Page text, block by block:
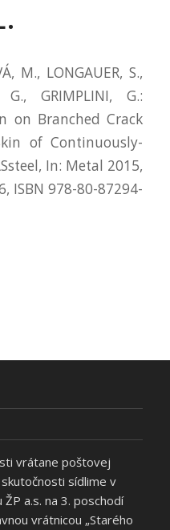
M., LONGAUER, S.,
G., GRIMPLINI, G.:
on Branched Crack
of Continuously-
In: Metal 2015,
ISBN 978-80-87294-
vrátane poštovej
sídlime v
a.s. na 3. poschodí
vrátnicou „Starého